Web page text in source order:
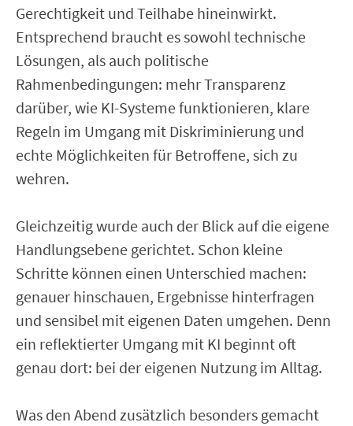
Gerechtigkeit und Teilhabe hineinwirkt.
Entsprechend braucht es sowohl technische
Lösungen, als auch politische
Rahmenbedingungen: mehr Transparenz
darüber, wie KI-Systeme funktionieren, klare
Regeln im Umgang mit Diskriminierung und
echte Möglichkeiten für Betroffene, sich zu
wehren.
Gleichzeitig wurde auch der Blick auf die eigene
Handlungsebene gerichtet. Schon kleine
Schritte können einen Unterschied machen:
genauer hinschauen, Ergebnisse hinterfragen
und sensibel mit eigenen Daten umgehen. Denn
ein reflektierter Umgang mit KI beginnt oft
genau dort: bei der eigenen Nutzung im Alltag.
Was den Abend zusätzlich besonders gemacht